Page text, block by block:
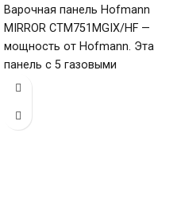
Варочная панель Hofmann
MIRROR CTM751MGIX/HF —
мощность от Hofmann. Эта
панель с 5 газовыми
конфорками и нержавеющей